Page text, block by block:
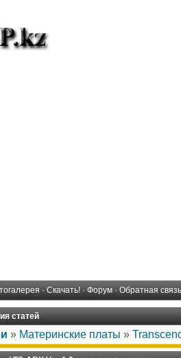
· Скачать! · Форум · Обратная связь
статей
» Материнские платы »